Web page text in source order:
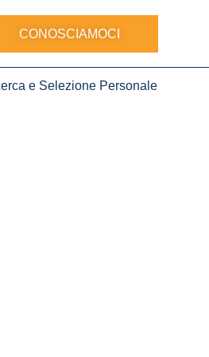
CONOSCIAMOCI
e Selezione Personale